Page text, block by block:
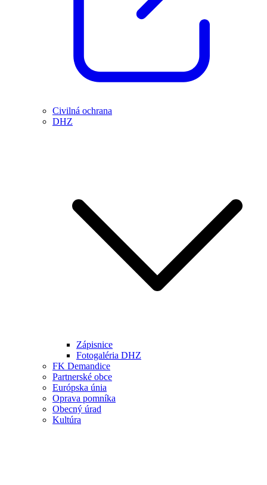
Civilná ochrana
DHZ
Zápisnice
Fotogaléria DHZ
FK Demandice
Partnerské obce
Európska únia
Oprava pomníka
Obecný úrad
Kultúra